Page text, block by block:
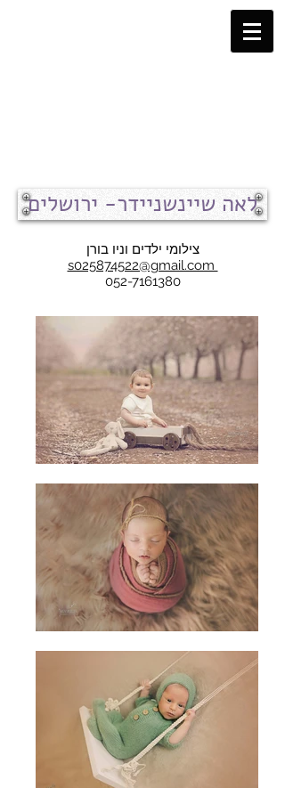
לאה שיינשניידר- ירושלים
צילומי ילדים וניו בורן
s025874522@gmail.com
052-7161380